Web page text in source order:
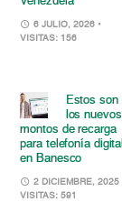
6 JULIO, 2026 •
VISITAS: 156
Estos son
los nuevos
montos de recarga
para telefonía digital
en Banesco
2 DICIEMBRE, 2025
VISITAS: 591